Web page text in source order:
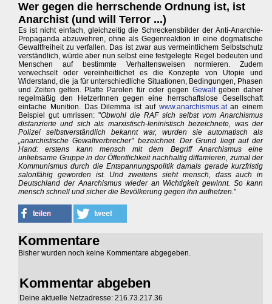
Wer gegen die herrschende Ordnung ist, ist
Anarchist (und will Terror ...)
Es ist nicht einfach, gleichzeitig die Schreckensbilder der Anti-Anarchie-
Propaganda abzuwehren, ohne als Gegenreaktion in eine dogmatische
Gewaltfreiheit zu verfallen. Das ist zwar aus vermeintlichem Selbstschutz
verständlich, würde aber nun selbst eine festgelegte Regel bedeuten und
Menschen auf bestimmte Verhaltensweisen normieren. Zudem
verwechselt oder vereinheitlichet es die Konzepte von Utopie und
Widerstand, die ja für unterschiedliche Situationen, Bedingungen, Phasen
und Zeiten gelten. Platte Parolen für oder gegen Gewaltgeben daher
regelmäßig den HetzerInnen gegen eine herrschaftslose Gesellschaft
einfache Munition. Das Dilemma ist auf www.anarchismus.atan einem
Beispiel gut umrissen: "Obwohl die RAF sich selbst vom Anarchismus
distanzierte und sich als marxistisch-leninistisch bezeichnete, was der
Polizei selbstverständlich bekannt war, wurden sie automatisch als
„anarchistische Gewaltverbrecher" bezeichnet. Der Grund liegt auf der
Hand: erstens kann mensch mit dem Begriff Anarchismus eine
unliebsame Gruppe in der Öffentlichkeit nachhaltig diffamieren, zumal der
Kommunismus durch die Entspannungspolitik damals gerade kurzfristig
salonfähig geworden ist. Und zweitens sieht mensch, dass auch in
Deutschland der Anarchismus wieder an Wichtigkeit gewinnt. So kann
mensch schnell und sicher die Bevölkerung gegen ihn aufhetzen."
Kommentare
Bisher wurden noch keine Kommentare abgegeben.
Kommentar abgeben
Deine aktuelle Netzadresse: 216.73.217.36